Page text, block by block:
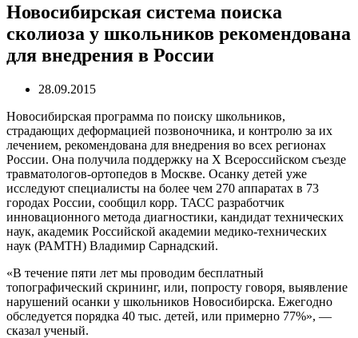
Новосибирская система поиска
сколиоза у школьников рекомендована
для внедрения в России
28.09.2015
Новосибирская программа по поиску школьников,
страдающих деформацией позвоночника, и контролю за их
лечением, рекомендована для внедрения во всех регионах
России. Она получила поддержку на X Всероссийском съезде
травматологов-ортопедов в Москве. Осанку детей уже
исследуют специалисты на более чем 270 аппаратах в 73
городах России, сообщил корр. ТАСС разработчик
инновационного метода диагностики, кандидат технических
наук, академик Российской академии медико-технических
наук (РАМТН) Владимир Сарнадский.
«В течение пяти лет мы проводим бесплатный
топографический скрининг, или, попросту говоря, выявление
нарушений осанки у школьников Новосибирска. Ежегодно
обследуется порядка 40 тыс. детей, или примерно 77%», —
сказал ученый.